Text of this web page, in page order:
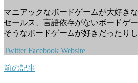
マニアックなボードゲームが大好き
セールス、言語依存がないボードゲ
そうなボードゲームが好きだったりし
Twitter Facebook Website
前の記事